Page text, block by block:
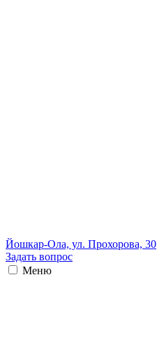
Йошкар-Ола, ул. Прохорова, 30
Задать вопрос
Меню